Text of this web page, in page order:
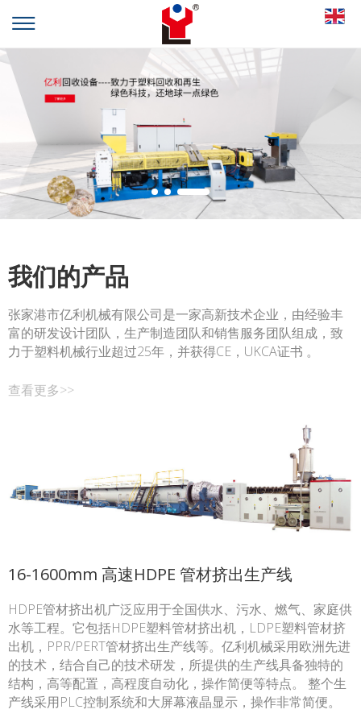
我们的产品
张家港市亿利机械有限公司是一家高新技术企业，由经验丰
富的研发设计团队，生产制造团队和销售服务团队组成，致
力于塑料机械行业超过25年，并获得CE，UKCA证书 。
查看更多>>
16-1600mm 高速HDPE 管材挤出生产线
HDPE管材挤出机广泛应用于全国供水、污水、燃气、家庭供
水等工程。它包括HDPE塑料管材挤出机，LDPE塑料管材挤
出机，PPR/PERT管材挤出生产线等。亿利机械采用欧洲先进
的技术，结合自己的技术研发，所提供的生产线具备独特的
结构，高等配置，高程度自动化，操作简便等特点。 整个生
产线采用PLC控制系统和大屏幕液晶显示，操作非常简便。